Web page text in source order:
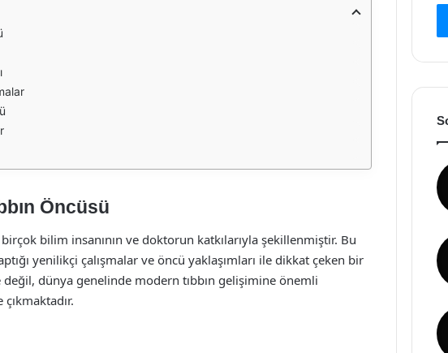
Öncüsü
bilim insanının ve doktorun katkılarıyla şekillenmiştir. Bu
yenilikçi çalışmalar ve öncü yaklaşımları ile dikkat çeken bir
değil, dünya genelinde modern tıbbın gelişimine önemli